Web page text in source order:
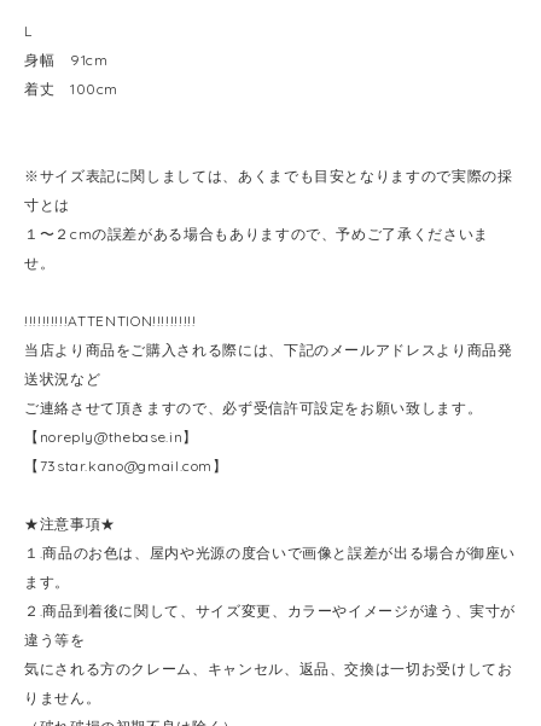
L
身幅 91cm
着丈 100cm
※サイズ表記に関しましては、あくまでも目安となりますので実際の採
寸とは
１〜２cmの誤差がある場合もありますので、予めご了承くださいま
せ。
!!!!!!!!!!ATTENTION!!!!!!!!!!
当店より商品をご購入される際には、下記のメールアドレスより商品発
送状況など
ご連絡させて頂きますので、必ず受信許可設定をお願い致します。
【 noreply@thebase.in】
【73star.kano@gmail.com 】
★注意事項★
１.商品のお色は、屋内や光源の度合いで画像と誤差が出る場合が御座い
ます。
２.商品到着後に関して、サイズ変更、カラーやイメージが違う、実寸が
違う等を
気にされる方のクレーム、キャンセル、返品、交換は一切お受けしてお
りません。